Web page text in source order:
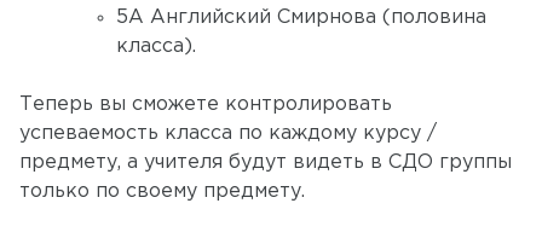
5А Английский Смирнова (половина
класса).
Теперь вы сможете контролировать
успеваемость класса по каждому курсу /
предмету, а учителя будут видеть в СДО группы
только по своему предмету.